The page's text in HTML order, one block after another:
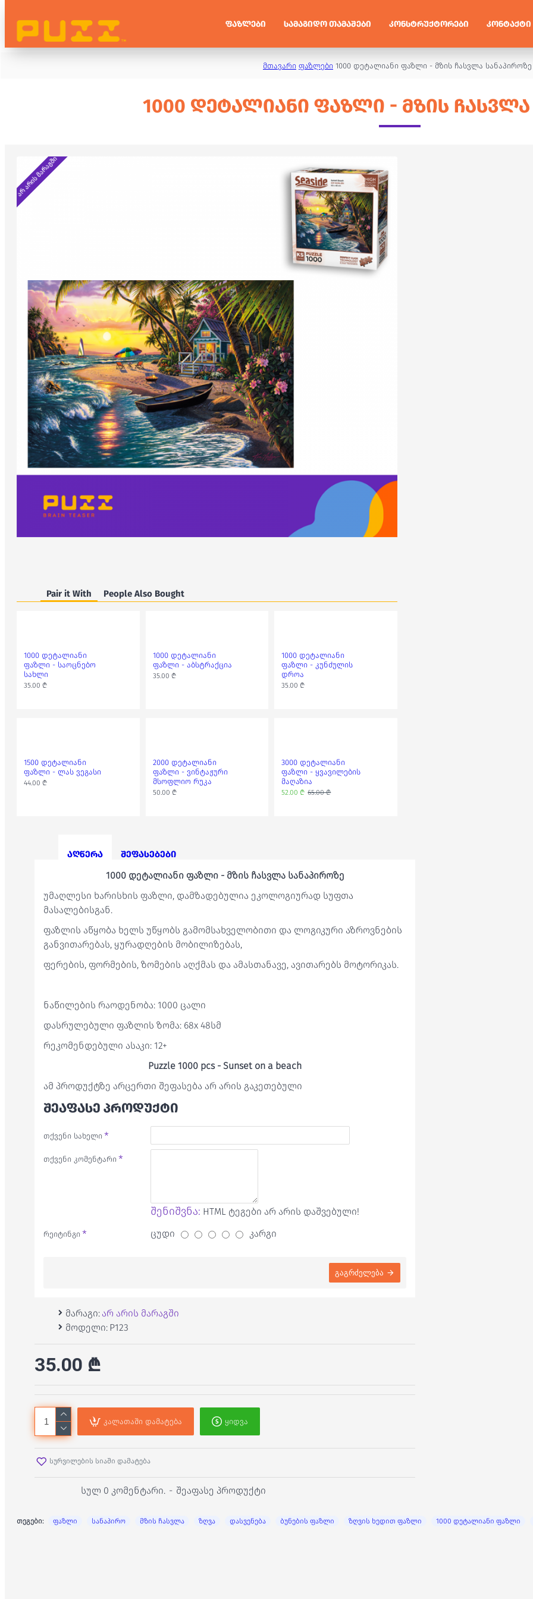
ᲤᲐᲖᲚᲔᲑᲘ ᲡᲐᲛᲐᲒᲘᲓᲝ ᲗᲐᲛᲐᲨᲔᲑᲘ ᲙᲝᲜᲡᲢᲠᲣᲥᲢᲝᲠᲔᲑᲘ ᲙᲝᲜᲢᲐᲥᲢᲘ
მთავარი ფაზლები 1000 დეტალიანი ფაზლი - მზის ჩასვლა სანაპიროზე
1000 ᲓᲔᲢᲐᲚᲘᲐᲜᲘ ᲤᲐᲖᲚᲘ - ᲛᲖᲘᲡ
არ არის მარაგში
Pair it With People Also Bought
1000 დეტალიანი
ფაზლი - საოცნებო
სახლი
35.00 ₾
1000 დეტალიანი
ფაზლი - აბსტრაქცია
35.00 ₾
1000 დეტალიანი
ფაზლი - კუნძულის
დროა
35.00 ₾
1500 დეტალიანი
ფაზლი - ლას ვეგასი
44.00 ₾
2000 დეტალიანი
ფაზლი - ვინტაჟური
მსოფლიო რუკა
50.00 ₾
3000 დეტალიანი
ფაზლი - ყვავილების
მაღაზია
52.00 ₾ 65.00 ₾
აღწერა შეფასებები
1000 დეტალიანი ფაზლი - მზის ჩასვლა სანაპიროზე
უმაღლესი ხარისხის ფაზლი, დამზადებულია ეკოლოგიურად სუფთა
მასალებისგან.
ფაზლის აწყობა ხელს უწყობს გამომსახველობითი და ლოგიკური აზროვნების
განვითარებას, ყურადღების მობილიზებას,
ფერების, ფორმების, ზომების აღქმას და ამასთანავე, ავითარებს მოტორიკას.
ნაწილების რაოდენობა: 1000 ცალი
დასრულებული ფაზლის ზომა: 68x 48სმ
რეკომენდებული ასაკი: 12+
Puzzle 1000 pcs - Sunset on a beach
ამ პროდუქტზე არცერთი შეფასება არ არის გაკეთებული
ᲨᲔᲐᲤᲐᲡᲔ ᲞᲠᲝᲓᲣᲥᲢᲘ
თქვენი სახელი
თქვენი კომენტარი
შენიშვნა: HTML ტეგები არ არის დაშვებული!
რეიტინგი ცუდი კარგი
გაგრძელება
მარაგი: არ არის მარაგში
მოდელი: P123
სულ 0 კომენტარი. - შეაფასე პროდუქტი
35.00 ₾
კალათაში დამატება ყიდვა
სურვილების სიაში დამატება
თეგები: ფაზლი სანაპირო მზის ჩასვლა ზღვა დასვენება ბუნების ფაზლი ზღვის ხედით ფაზლი 1000 დეტალიანი ფაზლი